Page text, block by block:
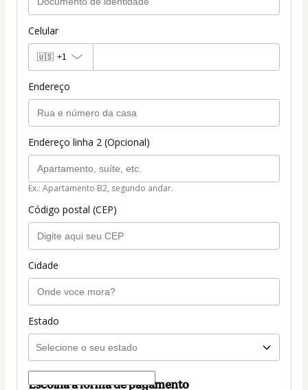
Celular
🇺🇸 +1
Endereço
Endereço linha 2 (Opcional)
Ex.: Apartamento B2, segundo andar.
Código postal (CEP)
Cidade
Estado
Escolha a forma de pagamento